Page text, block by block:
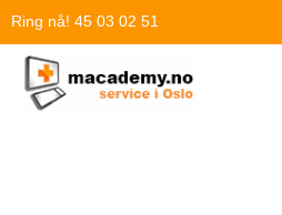
Hopp
innholdet
Ring nå! 45 03 02 51